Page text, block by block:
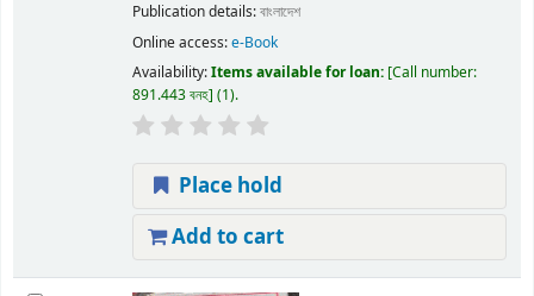
Publication details:বাংলাদেশ
Online access:e-Book
Availability:Items available for loan: Call number:
891.443 বনহ (1).
Place hold
Add to cart